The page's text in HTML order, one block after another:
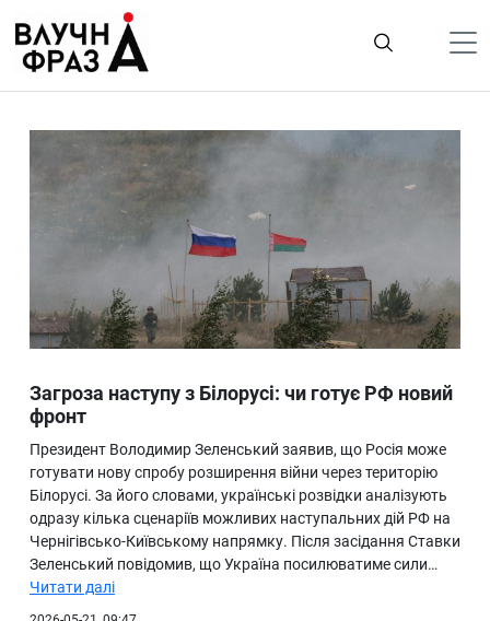
содержимому
Гроші
Лайфстайл
ТехноНаука
Людина
Ukraine
Про нас
Загроза наступу з Білорусі: чи готує РФ новий
фронт
Президент Володимир Зеленський заявив, що Росія може
готувати нову спробу розширення війни через територію
Білорусі. За його словами, українські розвідки аналізують
одразу кілька сценаріїв можливих наступальних дій РФ на
Чернігівсько-Київському напрямку. Після засідання Ставки
Зеленський повідомив, що Україна посилюватиме сили…
Читати далі